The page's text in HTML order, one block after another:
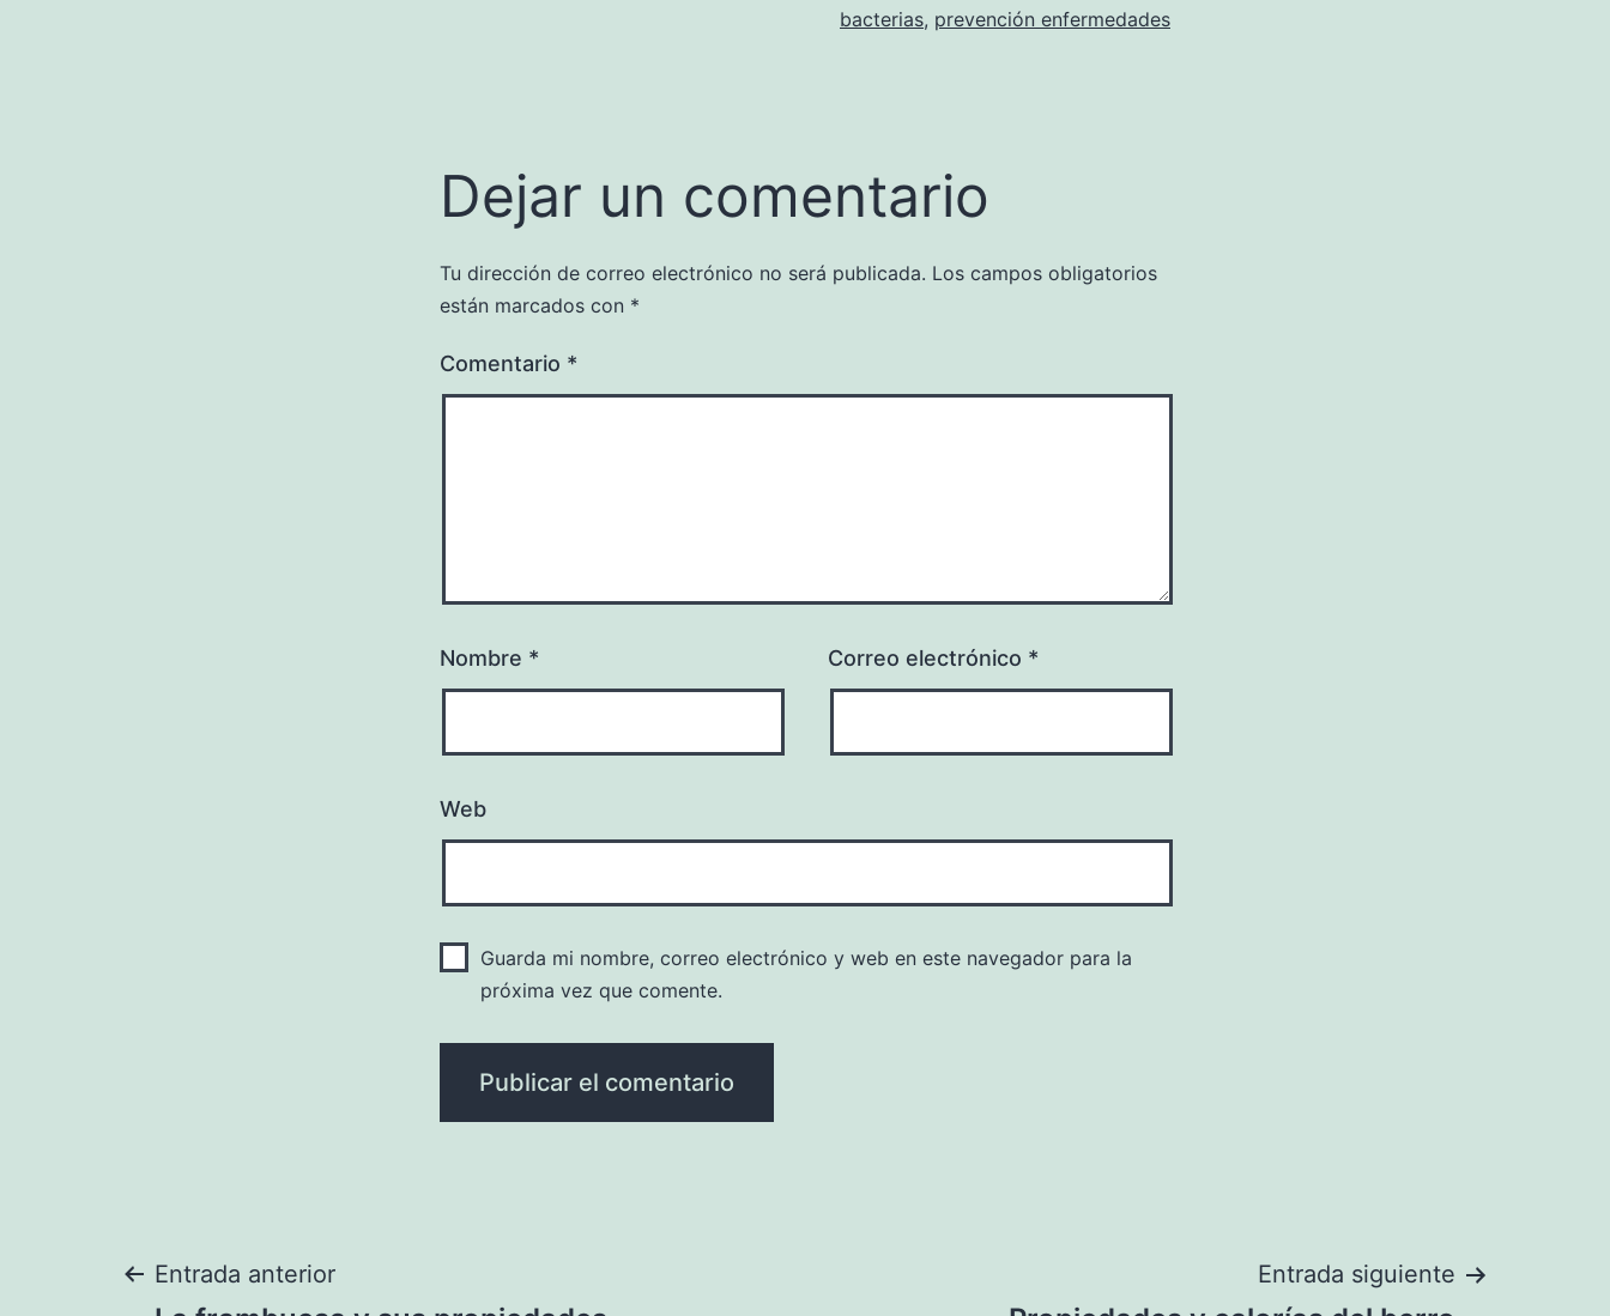
bacterias, prevención enfermedades
Dejar un comentario
Tu dirección de correo electrónico no será publicada. Los campos obligatorios
están marcados con *
Comentario *
Nombre * Correo electrónico *
Web
Guarda mi nombre, correo electrónico y web en este navegador para la
próxima vez que comente.
Navegación
Entrada anterior Entrada siguiente